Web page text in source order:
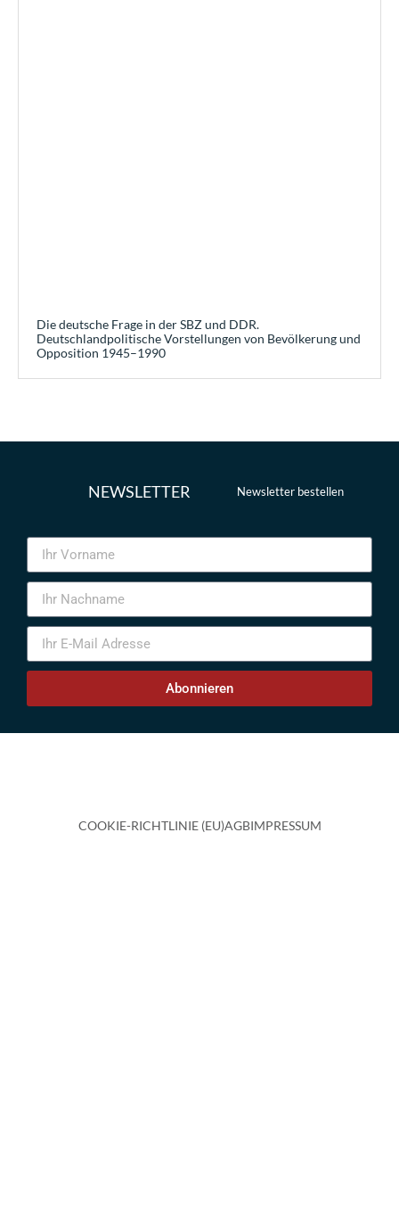
Die deutsche Frage in der SBZ und DDR.
Deutschlandpolitische Vorstellungen von Bevölkerung und
Opposition 1945–1990
NEWSLETTER Newsletter bestellen
Abonnieren
COOKIE-RICHTLINIE (EU)AGBIMPRESSUM